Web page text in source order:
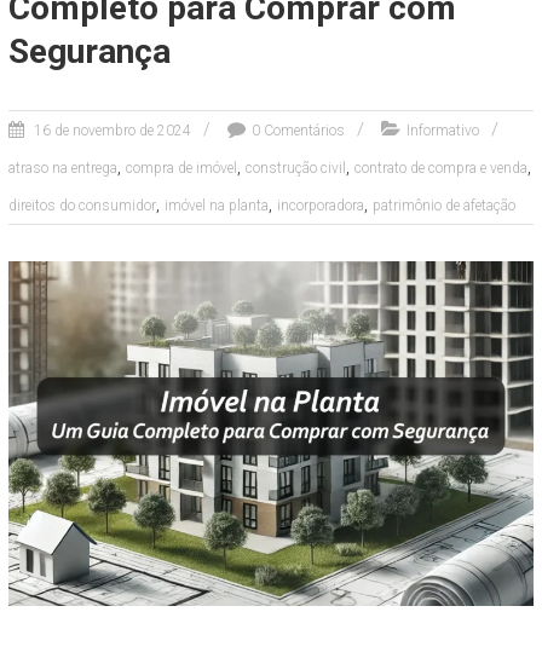
Segurança
16 de novembro de 2024 0 Comentários Informativo
atraso na entrega, compra de imóvel , construção civil , contrato de compra e venda,
direitos do consumidor, imóvel na planta, incorporadora, patrimônio de afetação